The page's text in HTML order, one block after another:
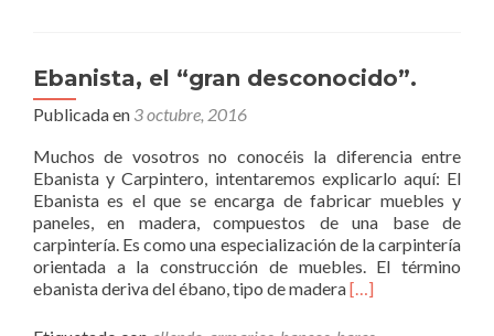
a
c
o
m
a
t
e
i
Ebanista, el “gran desconocido”.
Publicada en 3 octubre, 2016
Muchos de vosotros no conocéis la diferencia entre
Ebanista y Carpintero, intentaremos explicarlo aquí: El
Ebanista es el que se encarga de fabricar muebles y
paneles, en madera, compuestos de una base de
carpintería. Es como una especialización de la carpintería
orientada a la construcción de muebles. El término
ebanista deriva del ébano, tipo de maderaL
e
[…]